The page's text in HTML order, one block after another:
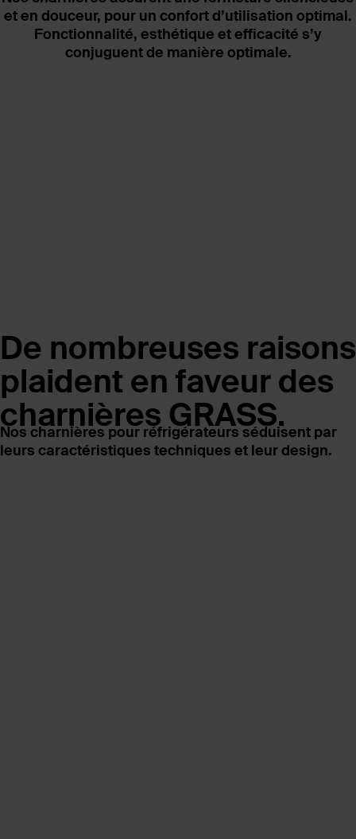
et en douceur, pour un confort d’utilisation optimal.
Fonctionnalité, esthétique et efficacité s’y
conjuguent de manière optimale.
De nombreuses raisons
plaident en faveur des
charnièresGRASS.
Nos charnières pour réfrigérateurs séduisent par
leurs caractéristiques techniques et leur design.